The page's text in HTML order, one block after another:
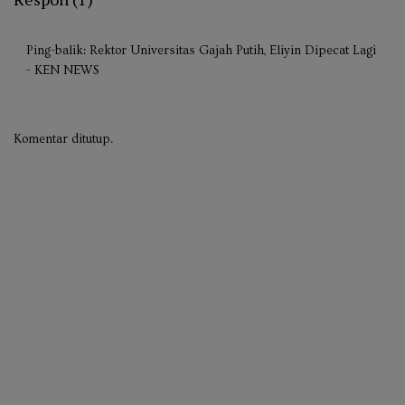
Ping-balik: Rektor Universitas Gajah Putih, Eliyin Dipecat Lagi
- KEN NEWS
Komentar ditutup.